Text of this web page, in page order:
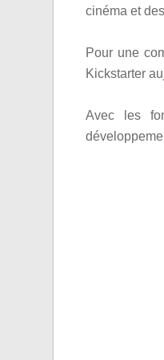
cinéma et
Pour une
Kickstarter
Avec les